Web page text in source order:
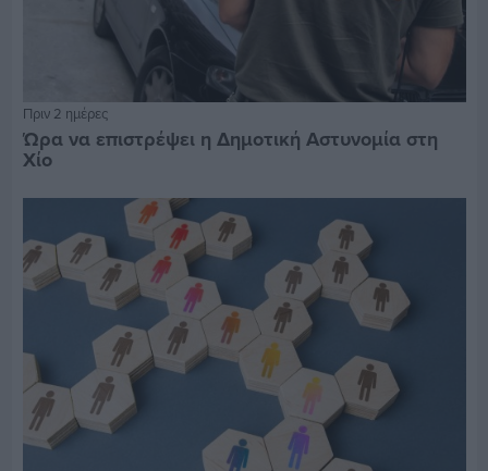
Πριν 2 ημέρες
Ώρα να επιστρέψει η Δημοτική Αστυνομία στη
Χίο